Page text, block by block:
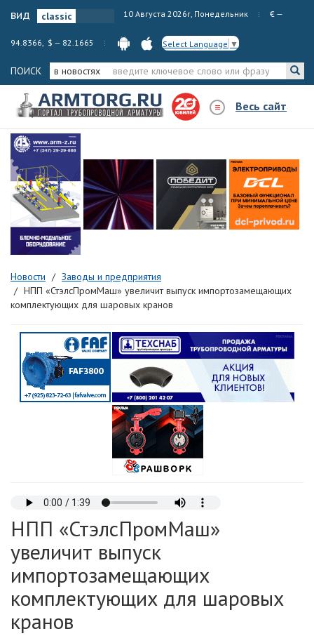
вид 10 Августа 2026г, Понедельник € —
94.8366, $ — 82.1665 Select Language ▼
ПОИСК в новостях
Весь сайт
Новости
Заводы и предприятия
НПП «СтэлсПромМаш» увеличит выпуск импортозамещающих
комплектующих для шаровых кранов
НПП «СтэлсПромМаш»
увеличит выпуск
импортозамещающих
комплектующих для шаровых
кранов